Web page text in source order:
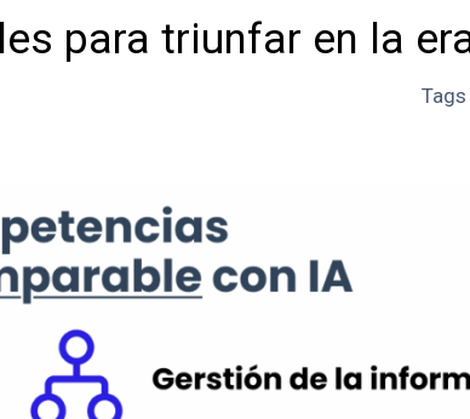
para triunfar en la
Tags